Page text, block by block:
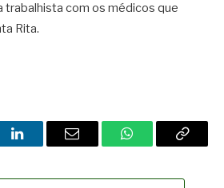
trabalhista com os médicos que
Rita.
LinkedInEmail WhatsAppCopy